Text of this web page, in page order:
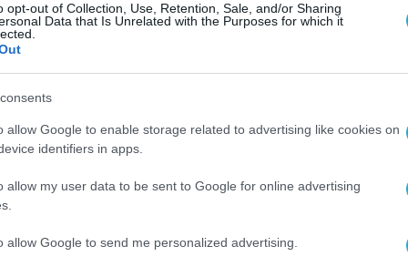
opt-out of Collection, Use, Retention, Sale, and/or Sharing
Data that Is Unrelated with the Purposes for which it
allow Google to enable storage related to advertising like cookies on
identifiers in apps.
allow my user data to be sent to Google for online advertising
allow Google to send me personalized advertising.
με τζίρο >200.000 ευρώ από 2/6/2025. Οι
και παράδοσης με QR code):
2025